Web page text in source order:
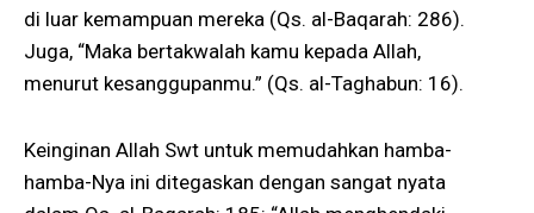
di luar kemampuan mereka (Qs. al-Baqarah: 286).
Juga, “Maka bertakwalah kamu kepada Allah,
menurut kesanggupanmu.” (Qs. al-Taghabun: 16).
Keinginan Allah Swt untuk memudahkan hamba-
hamba-Nya ini ditegaskan dengan sangat nyata